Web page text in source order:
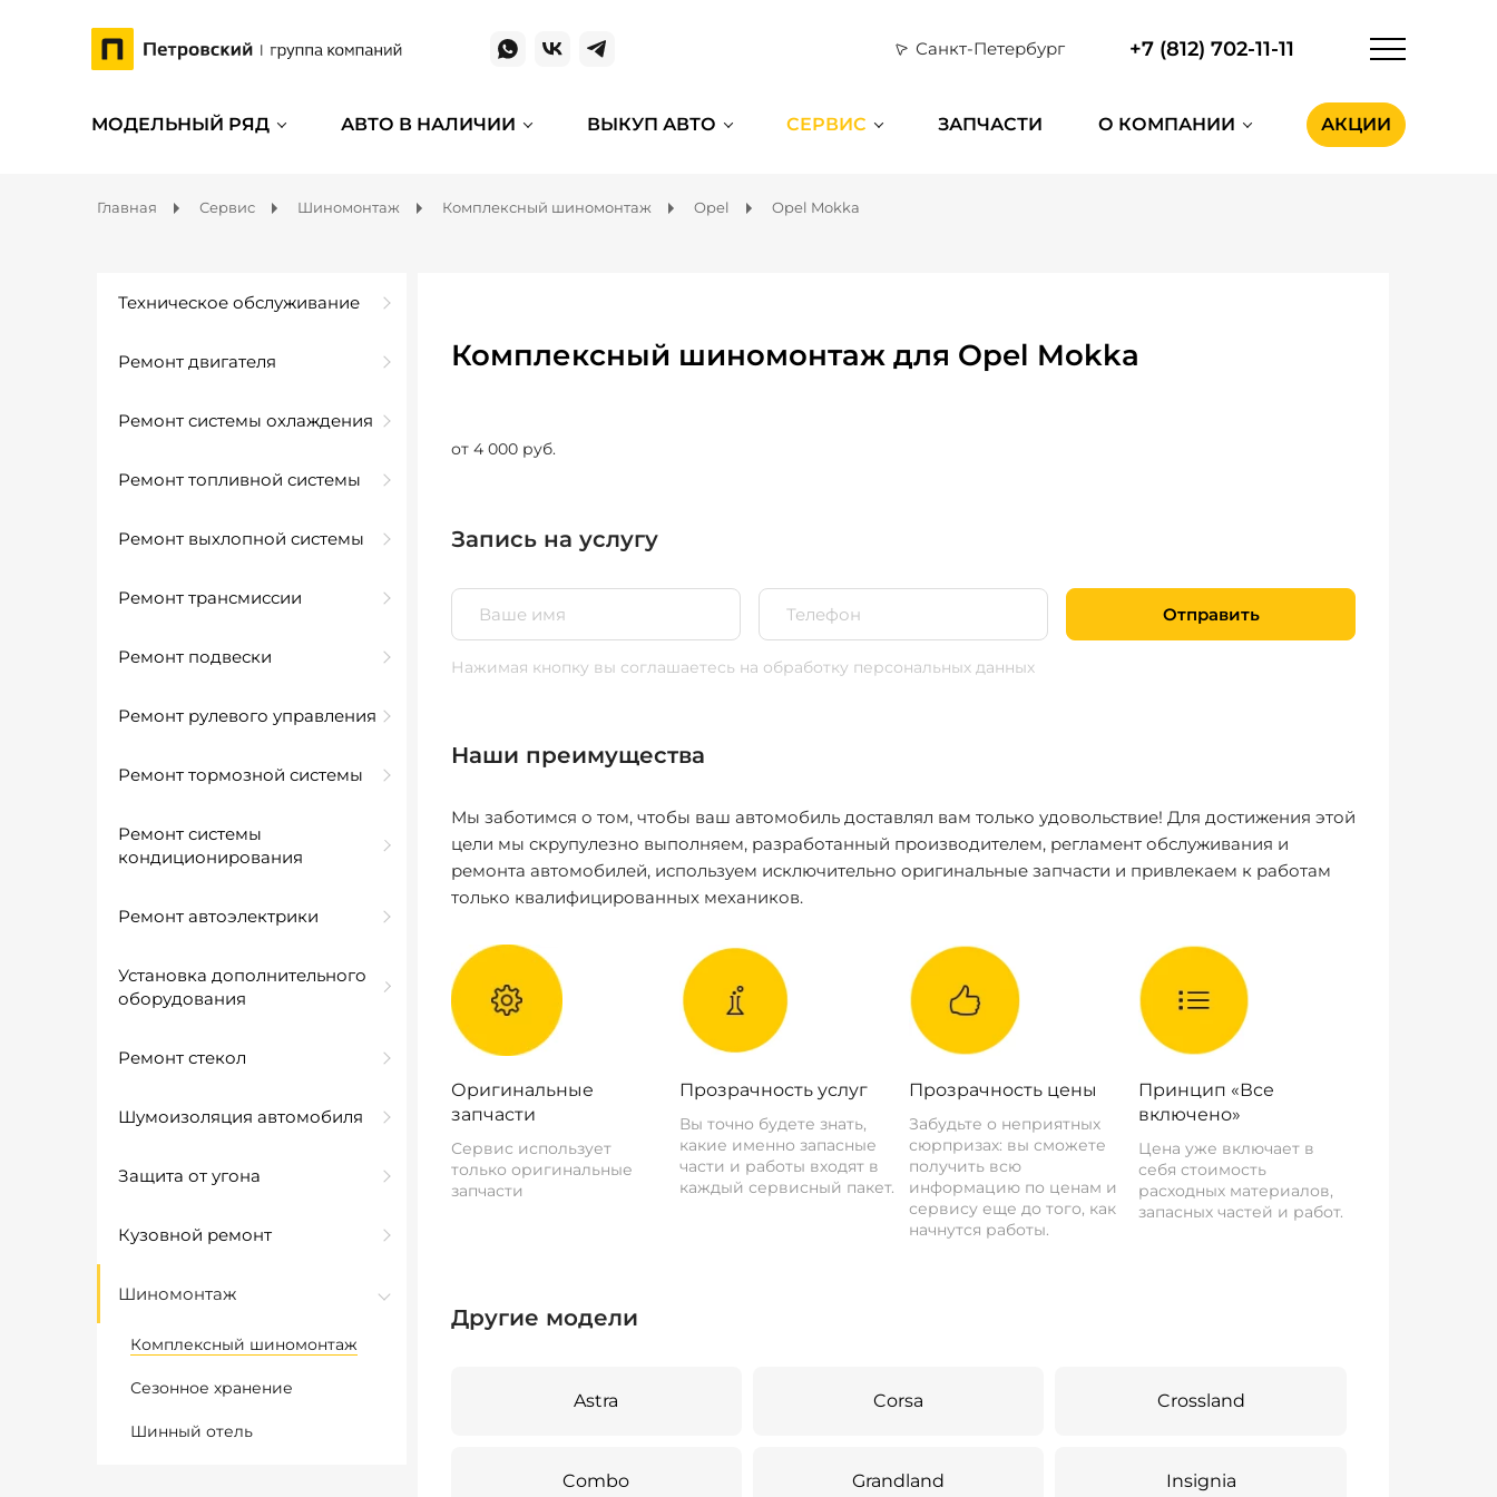
Санкт-Петербург +7 (812) 702-11-11
МОДЕЛЬНЫЙ РЯД АВТО В НАЛИЧИИ ВЫКУП АВТО СЕРВИС ЗАПЧАСТИ О КОМПАНИИ АКЦИИ
Главная Сервис Шиномонтаж Комплексный шиномонтаж Opel Opel Mokka
Техническое обслуживание
Ремонт двигателя
Ремонт системы охлаждения
Ремонт топливной системы
Ремонт выхлопной системы
Ремонт трансмиссии
Ремонт подвески
Ремонт рулевого управления
Ремонт тормозной системы
Ремонт системы
кондиционирования
Ремонт автоэлектрики
Установка дополнительного
оборудования
Ремонт стекол
Шумоизоляция автомобиля
Защита от угона
Кузовной ремонт
Шиномонтаж
Комплексный шиномонтаж
Сезонное хранение
Шинный отель
Комплексный шиномонтаж для Opel Mokka
от 4 000 руб.
Запись на услугу
Отправить
Нажимая кнопку вы соглашаетесь на обработку персональных данных
Наши преимущества
Мы заботимся о том, чтобы ваш автомобиль доставлял вам только удовольствие! Для достижения этой
цели мы скрупулезно выполняем, разработанный производителем, регламент обслуживания и
ремонта автомобилей, используем исключительно оригинальные запчасти и привлекаем к работам
только квалифицированных механиков.
Оригинальные
запчасти
Сервис использует
только оригинальные
запчасти
Прозрачность услуг
Вы точно будете знать,
какие именно запасные
части и работы входят в
каждый сервисный пакет.
Прозрачность цены
Забудьте о неприятных
сюрпризах: вы сможете
получить всю
информацию по ценам и
сервису еще до того, как
начнутся работы.
Принцип «Все
включено»
Цена уже включает в
себя стоимость
расходных материалов,
запасных частей и работ.
Другие модели
Astra Corsa Crossland
Combo Grandland Insignia